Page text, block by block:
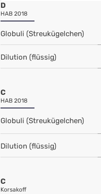
D
HAB 2018
Globuli (Streukügelchen)
Dilution (flüssig)
C
HAB 2018
Globuli (Streukügelchen)
Dilution (flüssig)
C
Korsakoff